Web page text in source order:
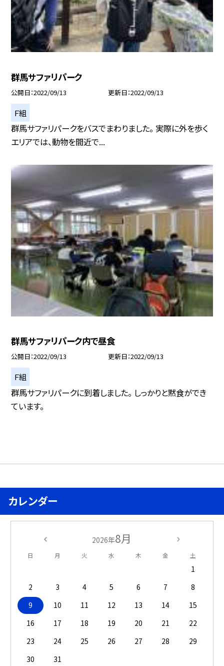
群馬サファリパーク
公開日 2022/09/13 更新日 2022/09/13
Ｆ組
群馬サファリパークをバスでまわりました。 実際に外を歩く
エリアでは、動物を間近で...
群馬サファリパーク内で昼食
公開日 2022/09/13 更新日 2022/09/13
Ｆ組
群馬サファリパークに到着しました。 しっかりと黙食ができ
ています。
カレンダー
2026年8月
日 月 火 水 木 金 土
1
2
3 4 5 6 7
8
9
10 11 12 13 14
15
16
17 18 19 20 21
22
23
24 25 26 27 28
29
30
31